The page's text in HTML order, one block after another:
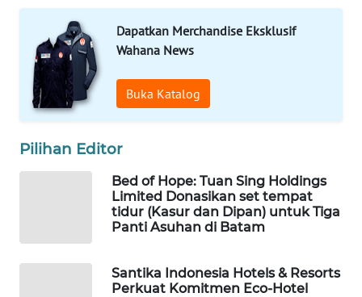
Dapatkan Merchandise Eksklusif
Wahana News
Buka Katalog
Pilihan Editor
Bed of Hope: Tuan Sing Holdings
Limited Donasikan set tempat
tidur (Kasur dan Dipan) untuk Tiga
Panti Asuhan di Batam
Santika Indonesia Hotels & Resorts
Perkuat Komitmen Eco-Hotel
OTOMOTIF
WAHANA
HEALTH
WAHANA
WISATA
Wahana
Network